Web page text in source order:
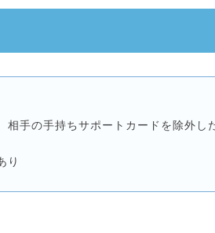
相手の手持ちサポートカードを除外し
り